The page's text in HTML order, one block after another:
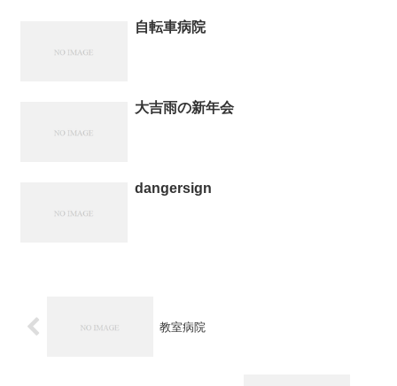
自転車病院
大吉雨の新年会
dangersign
教室病院